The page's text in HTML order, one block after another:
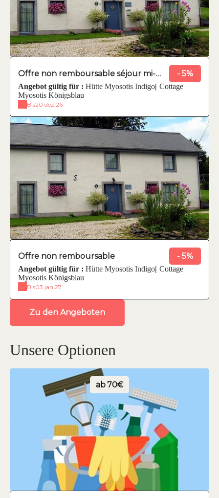
Offre non remboursable séjour mi-
semaine
- 5%
Angebot gültig für : Hütte Myosotis Indigo| Cottage
Myosotis Königsblau
Bis20 dez 26
Offre non remboursable - 5%
Angebot gültig für : Hütte Myosotis Indigo| Cottage
Myosotis Königsblau
Bis03 jan 27
Zu den Angeboten
Unsere Optionen
ab70€